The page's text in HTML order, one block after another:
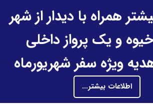
همراه با دیدار از شهر
و یک پرواز داخلی
ویژه سفر شهریورماه
اطلاعات بیشتر...